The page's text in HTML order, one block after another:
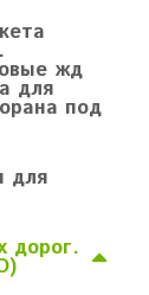
жд
для
под
для
дорог.